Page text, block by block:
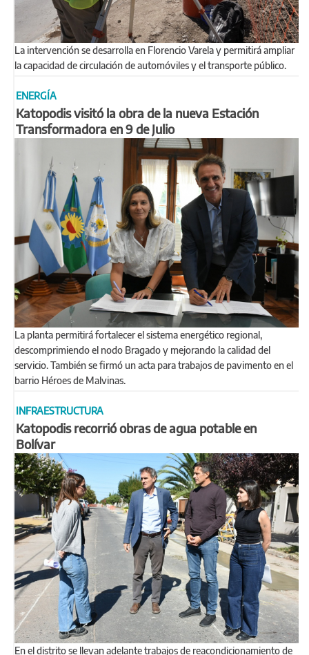
La intervención se desarrolla en Florencio Varela y permitirá ampliar
la capacidad de circulación de automóviles y el transporte público.
ENERGÍA
Katopodis visitó la obra de la nueva Estación
Transformadora en 9 de Julio
La planta permitirá fortalecer el sistema energético regional,
descomprimiendo el nodo Bragado y mejorando la calidad del
servicio. También se firmó un acta para trabajos de pavimento en el
barrio Héroes de Malvinas.
INFRAESTRUCTURA
Katopodis recorrió obras de agua potable en
Bolívar
En el distrito se llevan adelante trabajos de reacondicionamiento de